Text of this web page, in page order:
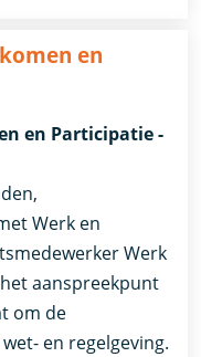
en
en Participatie -
Werk en
Werk
aanspreekpunt
om de
en regelgeving.